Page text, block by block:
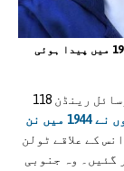
فرانسیسی راہبہ لوسائل رینڈن جنوبی فرانس میں 1904 میں پیدا ہوئی
دنیا کی معمر ترین شخصیت فرانسیسی راہبہ لوسائل رینڈن 118
جنہوں نے 1944 میں نن
کے علاقے ٹولن
گئیں۔ وہ جنوبی